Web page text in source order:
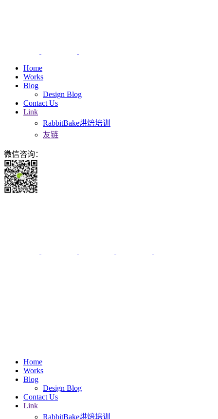
Home
Works
Blog
Design Blog
Contact Us
Link
RabbitBake烘焙培训
友链
微信咨询：
Home
Works
Blog
Design Blog
Contact Us
Link
RabbitBake烘焙培训